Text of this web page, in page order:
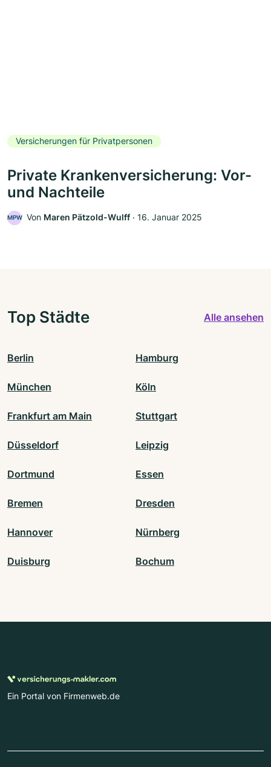
Versicherungen für Privatpersonen
Private Krankenversicherung: Vor-
und Nachteile
MPW Von Maren Pätzold-Wulff ‧ 16. Januar 2025
Top Städte Alle ansehen
Berlin Hamburg
München Köln
Frankfurt am Main Stuttgart
Düsseldorf Leipzig
Dortmund Essen
Bremen Dresden
Hannover Nürnberg
Duisburg Bochum
Ein Portal von Firmenweb.de